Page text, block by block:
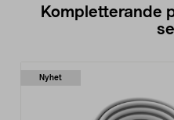
Kompletterande
Nyhet